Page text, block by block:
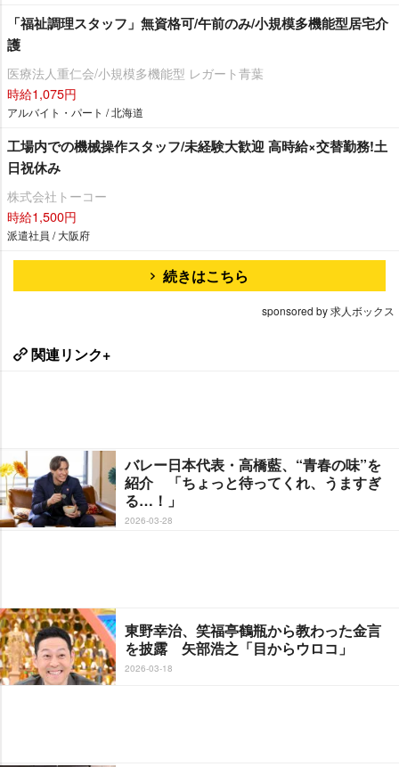
「福祉調理スタッフ」無資格可/午前のみ/小規模多機能型居宅介
護
医療法人重仁会/小規模多機能型 レガート青葉
時給1,075円
アルバイト・パート / 北海道
工場内での機械操作スタッフ/未経験大歓迎 高時給×交替勤務!土
日祝休み
株式会社トーコー
時給1,500円
派遣社員 / 大阪府
続きはこちら
sponsored by 求人ボックス
関連リンク+
バレー日本代表・高橋藍、“青春の味”を
紹介 「ちょっと待ってくれ、うますぎ
る…！」
2026-03-28
東野幸治、笑福亭鶴瓶から教わった金言
を披露 矢部浩之「目からウロコ」
2026-03-18